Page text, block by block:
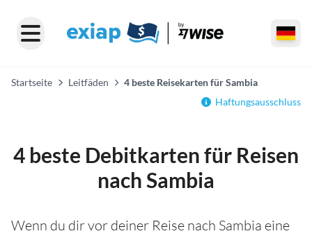
Startseite Leitfäden
4 beste Reisekarten für Sambia
Haftungsausschluss
4 beste Debitkarten für Reisen
nach Sambia
Wenn du dir vor deiner Reise nach Sambia eine